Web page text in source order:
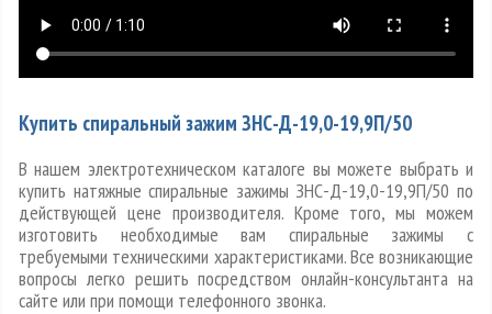
Купить спиральный зажим ЗНС-Д-19,0-19,9П/50
В нашем электротехническом каталоге вы можете выбрать и
купить натяжные спиральные зажимы ЗНС-Д-19,0-19,9П/50 по
действующей цене производителя. Кроме того, мы можем
изготовить необходимые вам спиральные зажимы с
требуемыми техническими характеристиками. Все возникающие
вопросы легко решить посредством онлайн-консультанта на
сайте или при помощи телефонного звонка.